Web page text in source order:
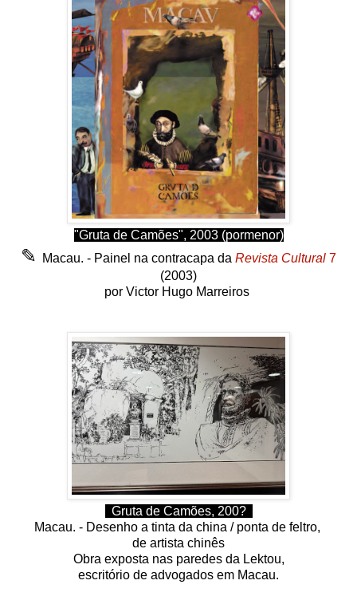
"Gruta de Camões", 2003 (pormenor)
✎ Macau. - Painel na contracapa da Revista Cultural 7
(2003)
por Victor Hugo Marreiros
Gruta de Camões, 200?
Macau. - Desenho a tinta da china / ponta de feltro,
de artista chinês
Obra exposta nas paredes da Lektou,
escritório de advogados em Macau.